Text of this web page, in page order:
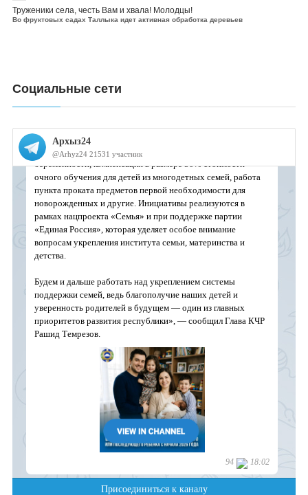
Труженики села, честь Вам и хвала! Молодцы!
Во фруктовых садах Таллыка идет активная обработка деревьев
Социальные сети